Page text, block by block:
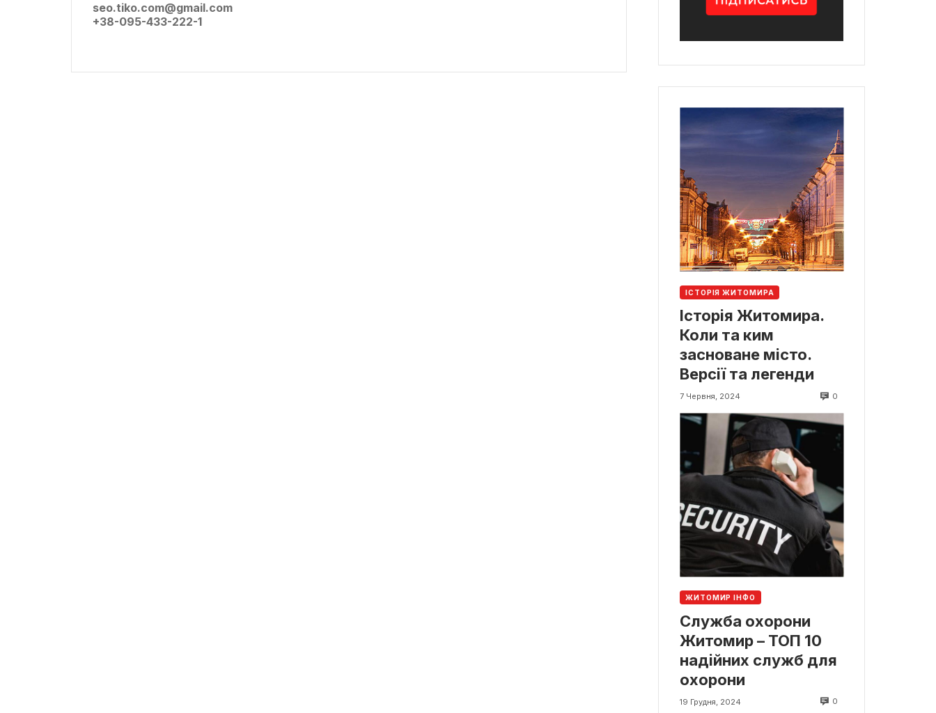
seo.tiko.com@gmail.com
+38-095-433-222-1
ІСТОРІЯ ЖИТОМИРА
Історія Житомира.
Коли та ким
засноване місто.
Версії та легенди
7 Червня, 2024 0
ЖИТОМИР ІНФО
Служба охорони
Житомир – ТОП 10
надійних служб для
охорони
19 Грудня, 2024 0